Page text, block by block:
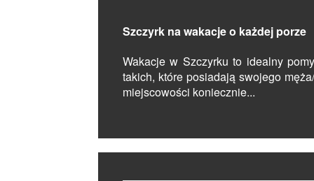
Szczyrk na wakacje o każdej porze
Wakacje w Szczyrku to idealny
takich, które posiadają swojego
miejscowości koniecznie...